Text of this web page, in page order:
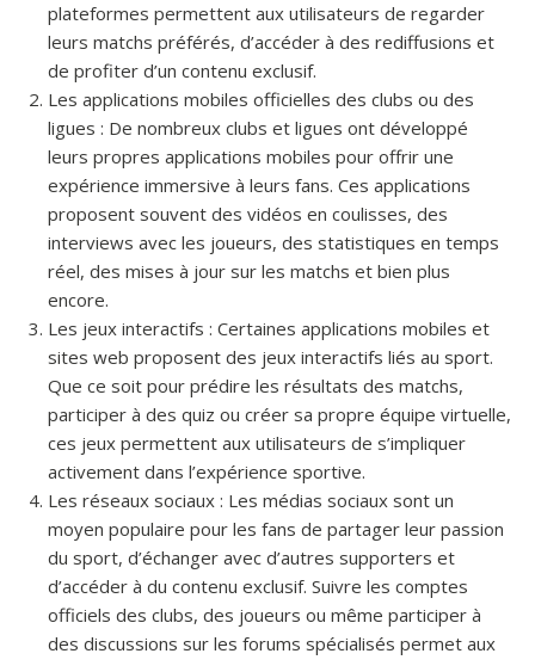
plateformes permettent aux utilisateurs de regarder
leurs matchs préférés, d’accéder à des rediffusions et
de profiter d’un contenu exclusif.
Les applications mobiles officielles des clubs ou des
ligues : De nombreux clubs et ligues ont développé
leurs propres applications mobiles pour offrir une
expérience immersive à leurs fans. Ces applications
proposent souvent des vidéos en coulisses, des
interviews avec les joueurs, des statistiques en temps
réel, des mises à jour sur les matchs et bien plus
encore.
Les jeux interactifs : Certaines applications mobiles et
sites web proposent des jeux interactifs liés au sport.
Que ce soit pour prédire les résultats des matchs,
participer à des quiz ou créer sa propre équipe virtuelle,
ces jeux permettent aux utilisateurs de s’impliquer
activement dans l’expérience sportive.
Les réseaux sociaux : Les médias sociaux sont un
moyen populaire pour les fans de partager leur passion
du sport, d’échanger avec d’autres supporters et
d’accéder à du contenu exclusif. Suivre les comptes
officiels des clubs, des joueurs ou même participer à
des discussions sur les forums spécialisés permet aux